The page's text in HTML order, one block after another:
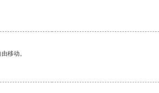
移动。